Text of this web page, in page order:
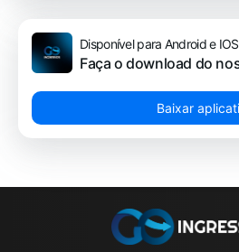
Disponível para Android e
Faça o download do
Baixar